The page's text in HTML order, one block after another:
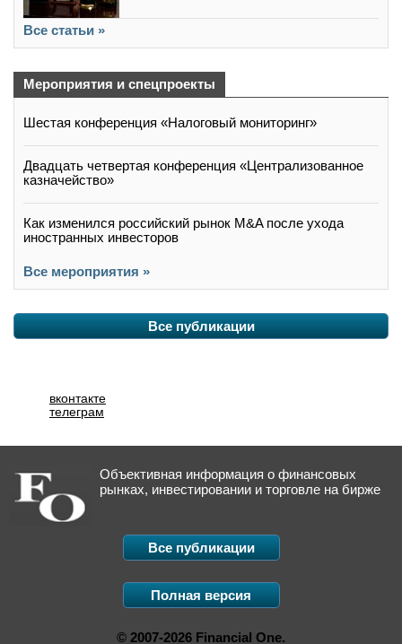
Все статьи »
Мероприятия и спецпроекты
Шестая конференция «Налоговый мониторинг»
Двадцать четвертая конференция «Централизованное
казначейство»
Как изменился российский рынок M&A после ухода
иностранных инвесторов
Все мероприятия »
Все публикации
вконтакте
телеграм
Объективная информация о финансовых
рынках, инвестировании и торговле на бирже
Все публикации
Полная версия
© 2007-2026 Financial One.